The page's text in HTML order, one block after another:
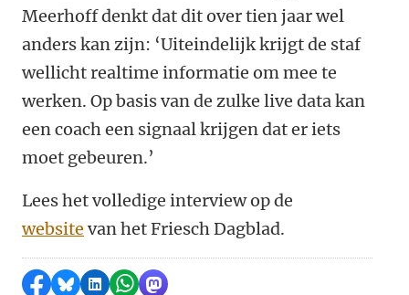
Meerhoff denkt dat dit over tien jaar wel
anders kan zijn: ‘Uiteindelijk krijgt de staf
wellicht realtime informatie om mee te
werken. Op basis van de zulke live data kan
een coach een signaal krijgen dat er iets
moet gebeuren.’
Lees het volledige interview op de
website van het Friesch Dagblad.
Delen op Facebook
Delen via Bluesky
Delen op LinkedIn
Delen via WhatsApp
Delen via Mastodon